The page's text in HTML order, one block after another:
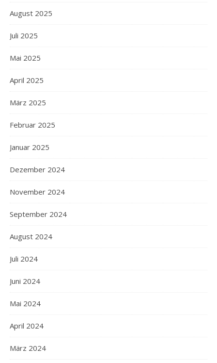
August 2025
Juli 2025
Mai 2025
April 2025
März 2025
Februar 2025
Januar 2025
Dezember 2024
November 2024
September 2024
August 2024
Juli 2024
Juni 2024
Mai 2024
April 2024
März 2024